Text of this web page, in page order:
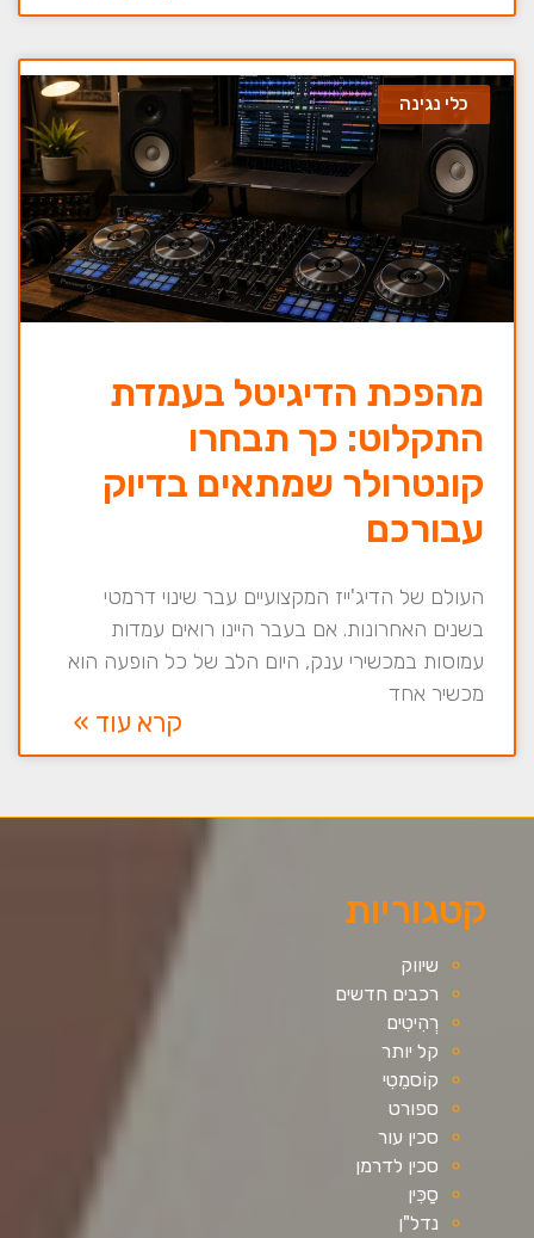
כלי נגינה
מהפכת הדיגיטל בעמדת
התקלוט: כך תבחרו
קונטרולר שמתאים בדיוק
עבורכם
העולם של הדיג'ייז המקצועיים עבר שינוי דרמטי
בשנים האחרונות. אם בעבר היינו רואים עמדות
עמוסות במכשירי ענק, היום הלב של כל הופעה הוא
מכשיר אחד
קרא עוד »
קטגוריות
שיווק
רכבים חדשים
רְהִיטִים
קל יותר
קוֹסמֵטִי
ספורט
סכין עור
סכין לדרמן
סַכִּין
נדל"ן